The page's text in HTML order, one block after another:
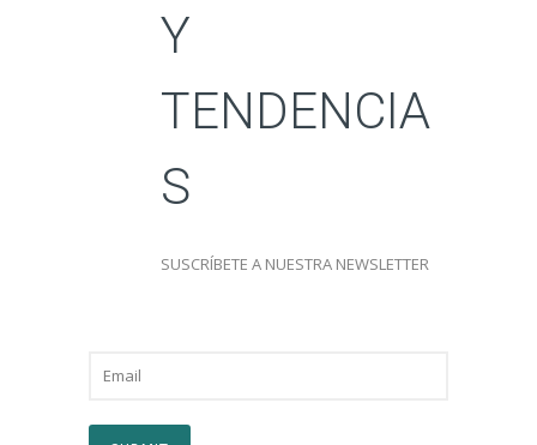
Y
TENDENCIA
S
SUSCRÍBETE A NUESTRA NEWSLETTER